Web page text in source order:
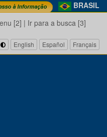
BRASIL
[2] | Ir para a busca [3]
English Español Français